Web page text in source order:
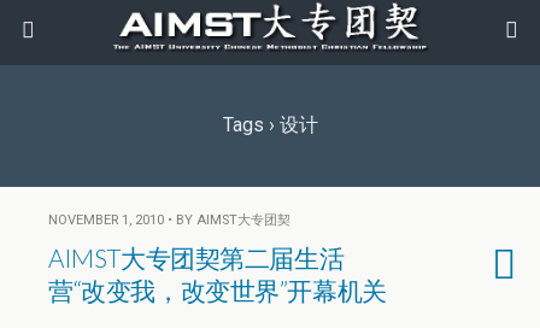
Tags › 设计
NOVEMBER 1, 2010 • BY AIMST大专团契
AIMST大专团契第二届生活
营“改变我，改变世界”开幕机关